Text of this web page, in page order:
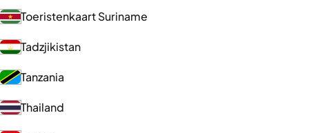
Toeristenkaart Suriname
Tadzjikistan
Tanzania
Thailand